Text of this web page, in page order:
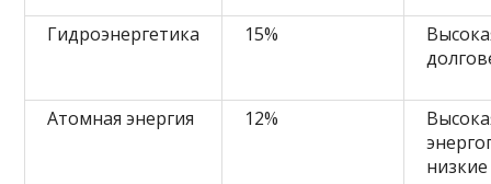
Гидроэнергетика 15%
Атомная энергия 12%